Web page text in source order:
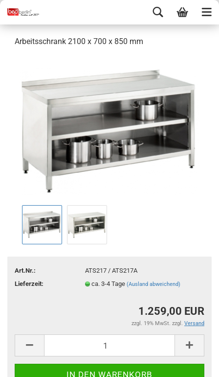
Arbeitsschrank 2100 x 700 x 850 mm
Art.Nr.:
ATS217 / ATS217A
Lieferzeit:
ca. 3-4 Tage(Ausland abweichend)
1.259,00 EUR
zzgl. 19% MwSt. zzgl. Versand